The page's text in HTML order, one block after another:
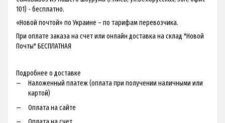
101) - бесплатно.
«Новой почтой» по Украине – по тарифам перевозчика.
При оплате заказа на счет или онлайн доставка на склад "Новой
Почты" БЕСПЛАТНАЯ
Подробнее о доставке
Наложенный платеж (оплата при получении наличными или
картой)
Оплата на сайте